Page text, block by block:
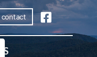
contact